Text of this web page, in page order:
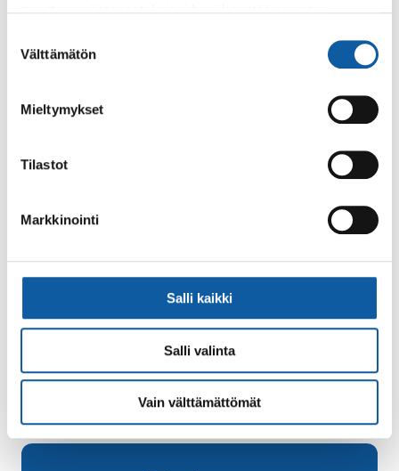
valinta
Välttämätön
Mieltymykset
Tilastot
Markkinointi
Salli kaikki
Salli valinta
Vain välttämättömät
Paimion kaupunginvaltuusto käsittelee esimerkiksi vuoden
Aluevaalit 2025
Ennakkoäänestys järjestettiin 2. - 8.4. 2025.
Vaalit ja äänestäminen
Voit vaikuttaa päätöksentekoon äänestämällä paikallisissa
ja valtakunnallisissa vaaleissa. Äänestäminen on jokaisen
täysi-ikäisen (18 vuotta...